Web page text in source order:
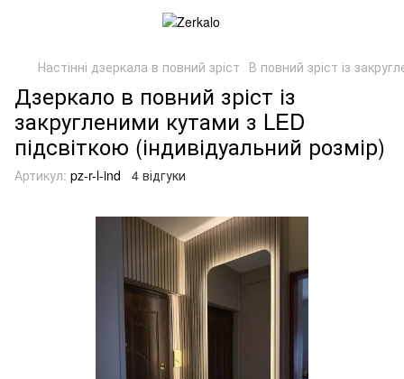
Настінні дзеркала в повний зріст В повний зріст із
Дзеркало в повний зріст із
закругленими кутами з LED
підсвіткою (індивідуальний розмір)
Артикул: pz-r-l-ind 4 відгуки